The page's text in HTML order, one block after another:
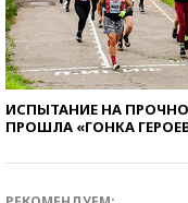
ИСПЫТАНИЕ НА
ПРОШЛА «ГОНКА